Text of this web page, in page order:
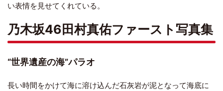
い表情を見せてくれている。
乃木坂46田村真佑ファースト写真集
“世界遺産の海”パラオ
長い時間をかけて海に溶け込んだ石灰岩が泥となって海底に